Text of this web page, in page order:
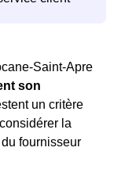
Saint-Apre
son
un critère
la
fournisseur